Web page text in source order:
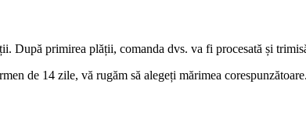
După primirea plății, comanda dvs. va fi procesată și
de 14 zile, vă rugăm să alegeți mărimea corespunzătoare.